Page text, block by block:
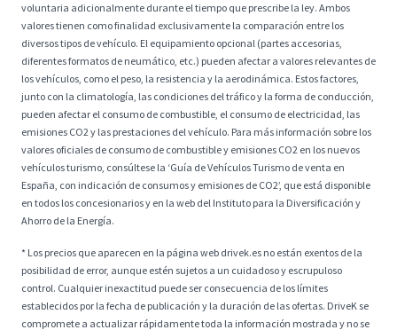
voluntaria adicionalmente durante el tiempo que prescribe la ley. Ambos
valores tienen como finalidad exclusivamente la comparación entre los
diversos tipos de vehículo. El equipamiento opcional (partes accesorias,
diferentes formatos de neumático, etc.) pueden afectar a valores relevantes de
los vehículos, como el peso, la resistencia y la aerodinámica. Estos factores,
junto con la climatología, las condiciones del tráfico y la forma de conducción,
pueden afectar el consumo de combustible, el consumo de electricidad, las
emisiones CO2 y las prestaciones del vehículo. Para más información sobre los
valores oficiales de consumo de combustible y emisiones CO2 en los nuevos
vehículos turismo, consúltese la ‘Guía de Vehículos Turismo de venta en
España, con indicación de consumos y emisiones de CO2’, que está disponible
en todos los concesionarios y en la web del Instituto para la Diversificación y
Ahorro de la Energía.
* Los precios que aparecen en la página web drivek.es no están exentos de la
posibilidad de error, aunque estén sujetos a un cuidadoso y escrupuloso
control. Cualquier inexactitud puede ser consecuencia de los límites
establecidos por la fecha de publicación y la duración de las ofertas. DriveK se
compromete a actualizar rápidamente toda la información mostrada y no se